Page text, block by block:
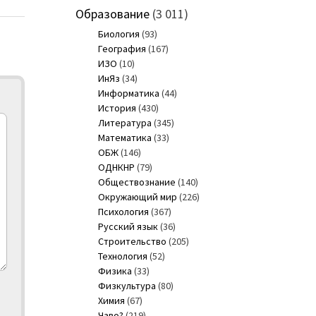
Образование(3 011)
Биология (93)
География (167)
ИЗО (10)
ИнЯз (34)
Информатика (44)
История (430)
Литература (345)
Математика (33)
ОБЖ(146)
ОДНКНР (79)
Обществознание (140)
Окружающий мир (226)
Психология (367)
Русский язык(36)
Строительство (205)
Технология (52)
Физика (33)
Физкультура (80)
Химия (67)